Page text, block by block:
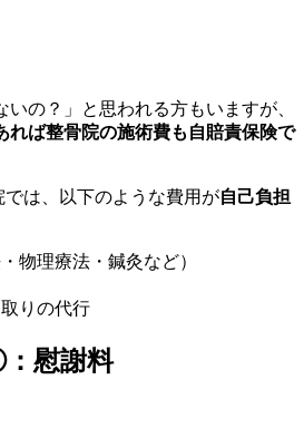
いの？」と思われる方もいますが、
れば整骨院の施術費も自賠責保険で
では、以下のような費用が自己負担
物理療法・鍼灸など）
りの代行
慰謝料